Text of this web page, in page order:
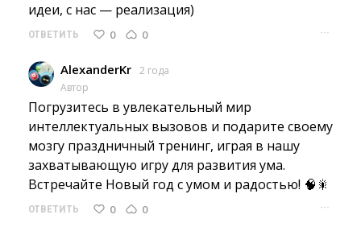
идеи, с нас — реализация)
ОТВЕТИТЬ 0 0 ···
AlexanderKr 2 года
Автор
Погрузитесь в увлекательный мир
интеллектуальных вызовов и подарите своему
мозгу праздничный тренинг, играя в нашу
захватывающую игру для развития ума.
Встречайте Новый год с умом и радостью! 🧠🎇
ОТВЕТИТЬ 0 0 ···